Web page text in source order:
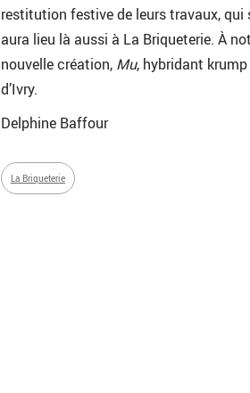
restitution festive de leurs travaux,
aura lieu là aussi à La Briqueterie. À
nouvelle création, Mu, hybridant
d’Ivry.
Delphine Baffour
La Briqueterie